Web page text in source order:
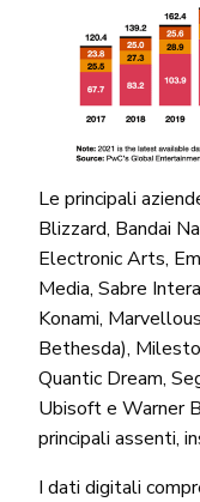
Le principali
Blizzard, Bandai
Electronic Arts,
Media, Sabre
Konami,
Bethesda),
Quantic Dream,
Ubisoft e Warner
principali assenti,
I dati digitali